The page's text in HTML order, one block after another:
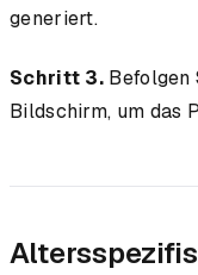
generiert.
Schritt 3. Befolgen
Bildschirm, um das